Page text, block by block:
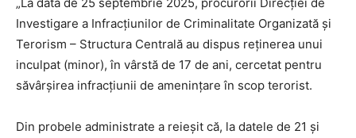
Investigare a Infracțiunilor de Criminalitate Organizată și
Terorism – Structura Centrală au dispus reținerea unui
inculpat (minor), în vârstă de 17 de ani, cercetat pentru
săvârșirea infracțiunii de amenințare în scop terorist.
Din probele administrate a reieșit că, la datele de 21 și